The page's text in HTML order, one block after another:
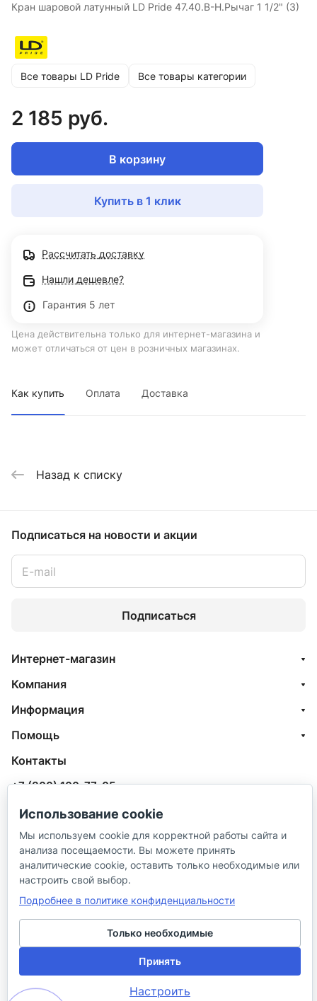
Кран шаровой латунный LD Pride 47.40.B-Н.Рычаг 1 1/2" (3)
Все товары LD Pride Все товары категории
2 185 руб.
В корзину
Купить в 1 клик
Рассчитать доставку
Нашли дешевле?
Гарантия 5 лет
Цена действительна только для интернет-магазина и
может отличаться от цен в розничных магазинах.
Как купить Оплата Доставка
Назад к списку
Подписаться на новости и акции
Подписаться
Интернет-магазин
Компания
Информация
Помощь
Контакты
+7 (800) 100-77-05
info@aquatehnik.com
г. Краснодар (Центр),
ул. Чкалова, 167
© 2026 ИП Сибирцев И. В.
Политика в отношении песональных
Использование cookie
Мы используем cookie для корректной работы сайта и
анализа посещаемости. Вы можете принять
аналитические cookie, оставить только необходимые или
настроить свой выбор.
Подробнее в политике конфиденциальности
Только необходимые
Принять
Настроить